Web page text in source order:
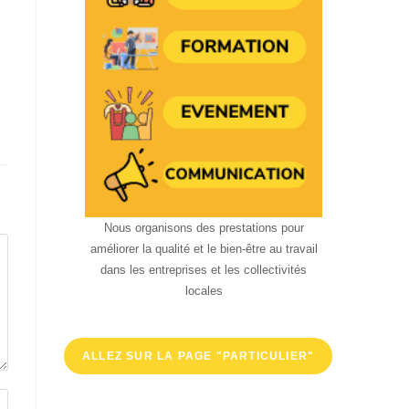
Nous organisons des prestations pour
améliorer la qualité et le bien-être au travail
dans les entreprises et les collectivités
locales
ALLEZ SUR LA PAGE "PARTICULIER"